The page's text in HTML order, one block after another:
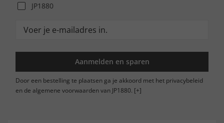
JP1880
Aanmelden en sparen
Door een bestelling te plaatsen ga je akkoord met het privacybeleid
en de algemene voorwaarden van JP1880. [+]